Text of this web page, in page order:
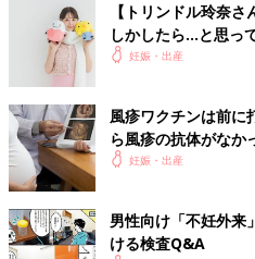
キソプラズマが心配で妊娠して
した方がいいのかなぁ 🤔.....
ら＊＊＊＊＊さん
風疹とトキソプラズマの抗体がな
すか？.....
【トリンドル玲奈
しかしたら…と思っ
的中しました！」（
妊娠・出産
風疹ワクチンは前に
ら風疹の抗体がなか
体験談妊娠・出産
男性向け「不妊外
ける検査Q&A